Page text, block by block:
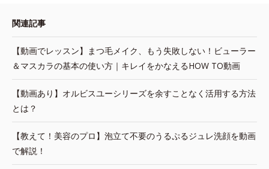
関連記事
【動画でレッスン】まつ毛メイク、もう失敗しない！ビューラー
＆マスカラの基本の使い方｜キレイをかなえるHOW TO動画
【動画あり】オルビスユーシリーズを余すことなく活用する方法
とは？
【教えて！美容のプロ】泡立て不要のうるぷるジュレ洗顔を動画
で解説！